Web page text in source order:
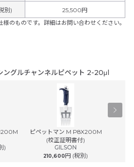
別)
25,500円
のものです。詳細はお問い合わせください。
グルチャンネルピペット 2-20μl
)
ピペットマン M P8X200M
(校正証明書付)
GILSON
210,600円 (税別)